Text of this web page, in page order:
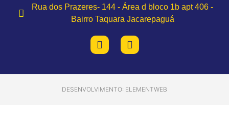
Rua dos Prazeres- 144 - Área d bloco 1b apt 406 -
Bairro Taquara Jacarepaguá
DESENVOLVIMENTO: ELEMENTWEB